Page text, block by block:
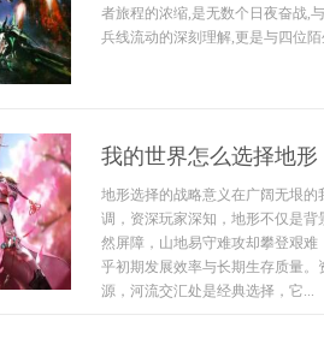
者旅程的浓缩,是无数个日夜奋战,
兵线流动的深刻理解,更是与四位
我的世界怎么选择地
地形选择的战略意义在广阔无垠
调，资深玩家深知，地形不仅是
然屏障，山地易守难攻却攀登艰
乎初期发展效率与长期生存质量
源，河流交汇处是经典选择，它...